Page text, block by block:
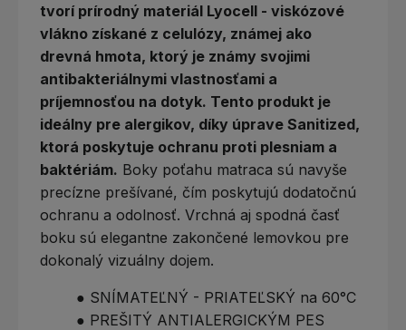
tvorí prírodný materiál Lyocell - viskózové
vlákno získané z celulózy, známej ako
drevná hmota, ktorý je známy svojimi
antibakteriálnymi vlastnosťami a
príjemnosťou na dotyk. Tento produkt je
ideálny pre alergikov, díky úprave Sanitized,
ktorá poskytuje ochranu proti plesniam a
baktériám. Boky poťahu matraca sú navyše
precízne prešívané, čím poskytujú dodatočnú
ochranu a odolnosť. Vrchná aj spodná časť
boku sú elegantne zakončené lemovkou pre
dokonalý vizuálny dojem.
● SNÍMATEĽNÝ - PRIATEĽSKÝ na 60°C
● PREŠITÝ ANTIALERGICKÝM PES